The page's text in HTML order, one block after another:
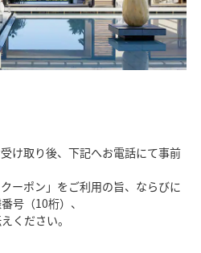
け取り後、下記へお電話にて事前
ーポン」をご利用の旨、ならびに
号（10桁）、
ください。